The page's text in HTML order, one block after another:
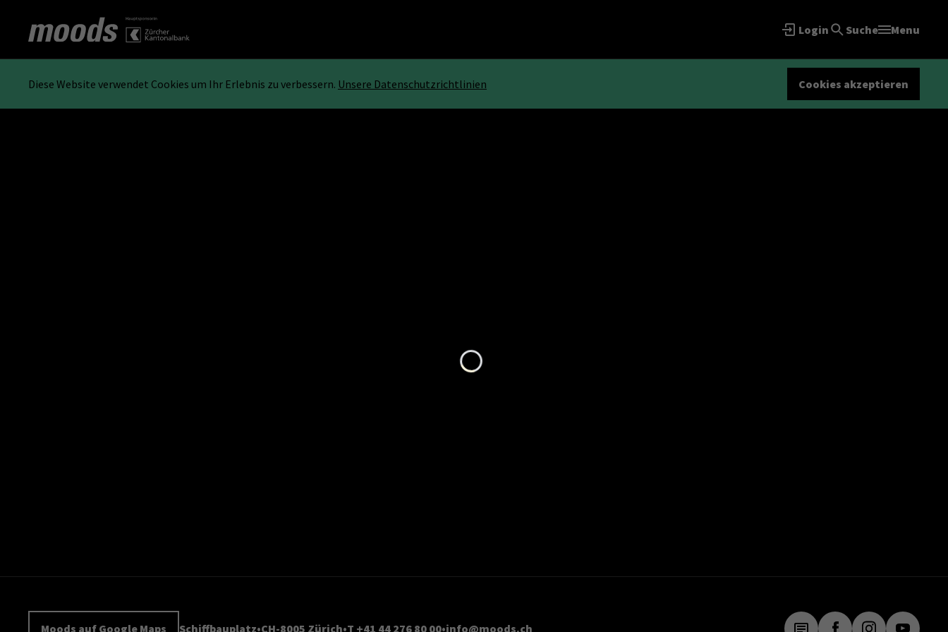
Login Suche Menu
Diese Website verwendet Cookies um Ihr Erlebnis zu verbessern. Unsere Datenschutzrichtlinien Cookies akzeptieren
Moods auf Google Maps Schiffbauplatz CH-8005 Zürich T +41 44 276 80 00 info@moods.ch